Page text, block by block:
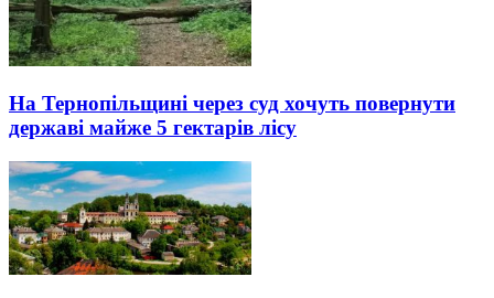
На Тернопільщині через суд хочуть повернути
державі майже 5 гектарів лісу